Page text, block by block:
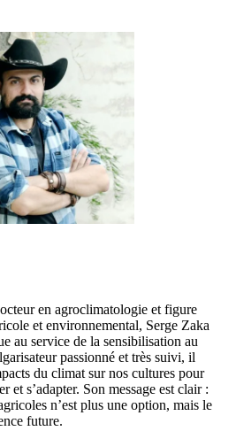
en agroclimatologie et figure
et environnemental, Serge Zaka
au service de la sensibilisation au
passionné et très suivi, il
du climat sur nos cultures pour
et s’adapter. Son message est clair :
n’est plus une option, mais le
future.